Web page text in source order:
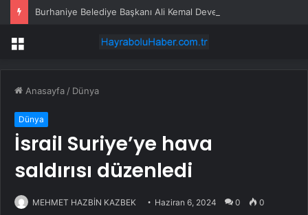
Menü
Anasayfa / Dünya
Dünya
İsrail Suriye’ye hava
saldırısı düzenledi
MEHMET HAZBİN KAZBEK Haziran 6, 2024 0 0